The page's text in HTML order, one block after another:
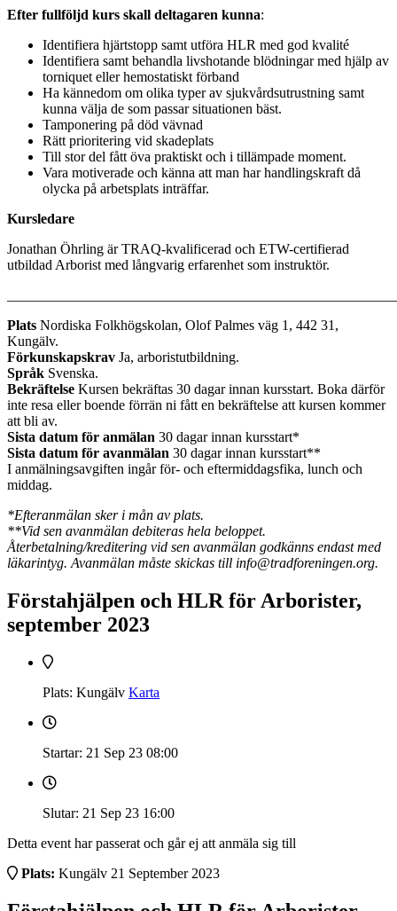
Efter fullföljd kurs skall deltagaren kunna:
Identifiera hjärtstopp samt utföra HLR med god kvalité
Identifiera samt behandla livshotande blödningar med hjälp av
torniquet eller hemostatiskt förband
Ha kännedom om olika typer av sjukvårdsutrustning samt
kunna välja de som passar situationen bäst.
Tamponering på död vävnad
Rätt prioritering vid skadeplats
Till stor del fått öva praktiskt och i tillämpade moment.
Vara motiverade och känna att man har handlingskraft då
olycka på arbetsplats inträffar.
Kursledare
Jonathan Öhrling är TRAQ-kvalificerad och ETW-certifierad
utbildad Arborist med långvarig erfarenhet som instruktör.
Plats Nordiska Folkhögskolan, Olof Palmes väg 1, 442 31,
Kungälv.
Förkunskapskrav Ja, arboristutbildning.
Språk Svenska.
Bekräftelse Kursen bekräftas 30 dagar innan kursstart. Boka därför
inte resa eller boende förrän ni fått en bekräftelse att kursen kommer
att bli av.
Sista datum för anmälan 30 dagar innan kursstart*
Sista datum för avanmälan 30 dagar innan kursstart**
I anmälningsavgiften ingår för- och eftermiddagsfika, lunch och
middag.
*Efteranmälan sker i mån av plats.
**Vid sen avanmälan debiteras hela beloppet.
Återbetalning/kreditering vid sen avanmälan godkänns endast med
läkarintyg. Avanmälan måste skickas till info@tradforeningen.org.
Förstahjälpen och HLR för Arborister,
september 2023
Plats: Kungälv Karta
Startar: 21 Sep 23 08:00
Slutar: 21 Sep 23 16:00
Detta event har passerat och går ej att anmäla sig till
Plats: Kungälv 21 September 2023